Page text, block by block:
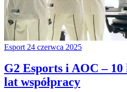
Esport 24 czerwca 2025
G2 Esports i AOC –
lat współpracy